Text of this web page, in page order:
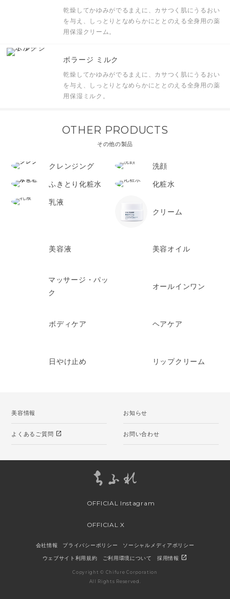
乾燥してかゆみがでるまえに、カサつく肌にうるおい
を与え、しっとりとなめらかにととのえる全身用の薬
用保湿クリーム。
ボラージ ミルク
乾燥してかゆみがでるまえに、カサつく肌にうるおい
を与え、しっとりとなめらかにととのえる全身用の薬
用保湿ミルク。
OTHER PRODUCTS
その他の製品
クレンジング 洗顔
ふきとり化粧水 化粧水
乳液
クリーム
美容液 美容オイル
マッサージ・パッ
ク
オールインワン
ボディケア ヘアケア
日やけ止め リップクリーム
美容情報 お知らせ
よくあるご質問 open_in_new お問い合わせ
OFFICIAL Instagram
OFFICIAL X
会社情報 プライバシーポリシー ソーシャルメディアポリシー
ウェブサイト利用規約 ご利用環境について 採用情報 open_in_new
Copyright © Chifure Corporation
All Rights Reserved.